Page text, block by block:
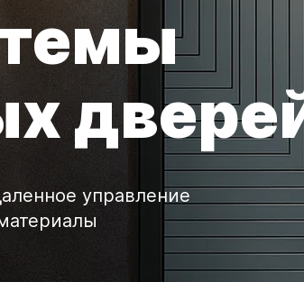
управление